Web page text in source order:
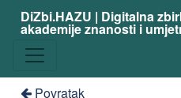
DiZbi.HAZU | Digitalna
akademije znanosti i
Povratak